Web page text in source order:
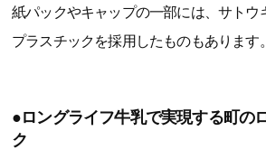
紙パックやキャップの一部には、サトウ
プラスチックを採用したものもあります。
●ロングライフ牛乳で実現する町の
ク